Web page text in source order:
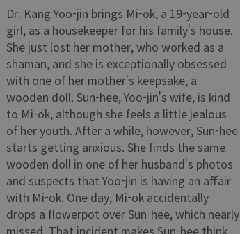
Dr. Kang Yoo-jin brings Mi-ok, a 19-year-old
girl, as a housekeeper for his family's house.
She just lost her mother, who worked as a
shaman, and she is exceptionally obsessed
with one of her mother's keepsake, a
wooden doll. Sun-hee, Yoo-jin's wife, is kind
to Mi-ok, although she feels a little jealous
of her youth. After a while, however, Sun-hee
starts getting anxious. She finds the same
wooden doll in one of her husband's photos
and suspects that Yoo-jin is having an affair
with Mi-ok. One day, Mi-ok accidentally
drops a flowerpot over Sun-hee, which nearly
missed. That incident makes Sun-hee think